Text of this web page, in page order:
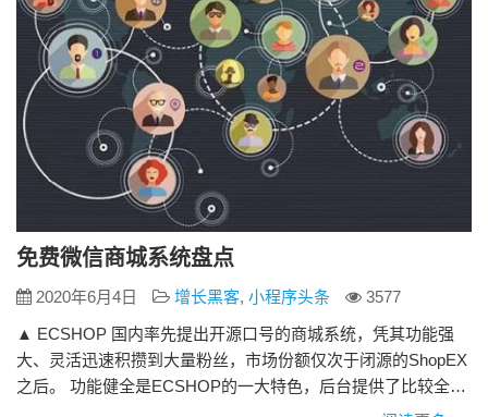
免费微信商城系统盘点
2020年6月4日 增长黑客, 小程序头条
3577
▲ ECSHOP 国内率先提出开源口号的商城系统，凭其功能强
大、灵活迅速积攒到大量粉丝，市场份额仅次于闭源的ShopEX
之后。 功能健全是ECSHOP的一大特色，后台提供了比较全面
的商品管理、订单处理、会员管理等功能。许多功能在设计上